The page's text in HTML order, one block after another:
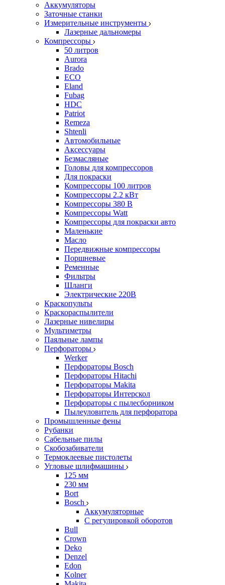
Аккумуляторы
Заточные станки
Измерительные инструменты
Лазерные дальномеры
Компрессоры
50 литров
Aurora
Brado
ECO
Eland
Fubag
HDC
Patriot
Remeza
Shtenli
Автомобильные
Аксессуары
Безмасляные
Головы для компрессоров
Для покраски
Компрессоры 100 литров
Компрессоры 2.2 кВт
Компрессоры 380 В
Компрессоры Watt
Компрессоры для покраски авто
Маленькие
Масло
Передвижные компрессоры
Поршневые
Ременные
Фильтры
Шланги
Электрические 220В
Краскопульты
Краскораспылители
Лазерные нивелиры
Мультиметры
Паяльные лампы
Перфораторы
Werker
Перфораторы Bosch
Перфораторы Hitachi
Перфораторы Makita
Перфораторы Интерскол
Перфораторы с пылесборником
Пылеуловитель для перфоратора
Промышленные фены
Рубанки
Сабельные пилы
Скобозабиватели
Термоклеевые пистолеты
Угловые шлифмашины
125 мм
230 мм
Bort
Bosch
Аккумуляторные
С регулировкой оборотов
Bull
Crown
Deko
Denzel
Edon
Kolner